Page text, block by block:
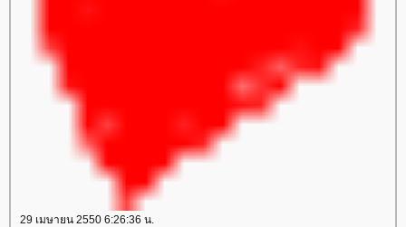
29 เมษายน 2550 6:26:36 น.